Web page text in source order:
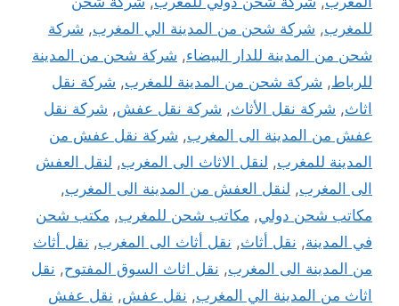
للمغرب, شركة شحن من المدينة الي المغرب, شركة
شحن من المدينة للدار البيضاء, شركة شحن من المدينة
للرباط, شركة شحن من المدينة للمغرب, شركة نقل
اثاث, شركة نقل الأثاث, شركة نقل عفش, شركة نقل
عفش من المدينة الى المغرب, شركة نقل عفش من
المدينة للمغرب, لنقل الاثاث الى المغرب, لنقل العفش
الى المغرب, لنقل العفش من المدينة الى المغرب,
مكاتب شحن دولي, مكاتب شحن للمغرب, مكتب شحن
في المدينة, نقل أثاث, نقل أثاث الى المغرب, نقل أثاث
من المدينة الى المغرب, نقل اثاث السوق المفتوح, نقل
اثاث من المدينة الي المغرب, نقل عفش, نقل عفش